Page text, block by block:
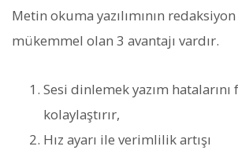
Metin okuma yazılımının
mükemmel olan 3 avantajı vardır.
Sesi dinlemek yazım
kolaylaştırır,
Hız ayarı ile verimlilik artışı